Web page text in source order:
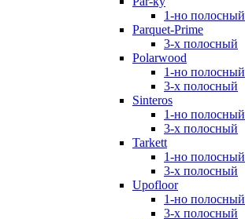
1-но полосный
Parquet-Prime
3-х полосный
Polarwood
1-но полосный
3-х полосный
Sinteros
1-но полосный
3-х полосный
Tarkett
1-но полосный
3-х полосный
Upofloor
1-но полосный
3-х полосный